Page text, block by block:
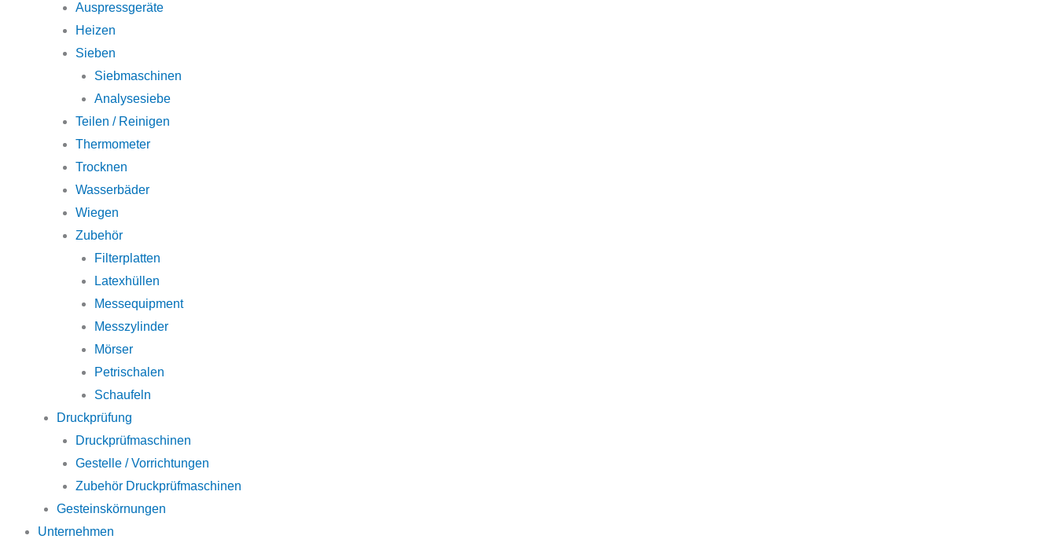
Auspressgeräte
Heizen
Sieben
Siebmaschinen
Analysesiebe
Teilen / Reinigen
Thermometer
Trocknen
Wasserbäder
Wiegen
Zubehör
Filterplatten
Latexhüllen
Messequipment
Messzylinder
Mörser
Petrischalen
Schaufeln
Druckprüfung
Druckprüfmaschinen
Gestelle / Vorrichtungen
Zubehör Druckprüfmaschinen
Gesteinskörnungen
Unternehmen